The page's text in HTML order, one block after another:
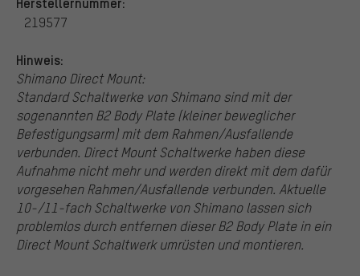
219577
Hinweis:
Shimano Direct Mount:
Standard Schaltwerke von Shimano sind mit der
sogenannten B2 Body Plate (kleiner beweglicher
Befestigungsarm) mit dem Rahmen/Ausfallende
verbunden. Direct Mount Schaltwerke haben diese
Aufnahme nicht mehr und werden direkt mit dem dafür
vorgesehen Rahmen/Ausfallende verbunden. Aktuelle
10-/11-fach Schaltwerke von Shimano lassen sich
problemlos durch entfernen dieser B2 Body Plate in ein
Direct Mount Schaltwerk umrüsten und montieren.